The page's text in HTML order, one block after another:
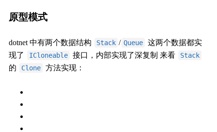
原型模式
dotnet 中有两个数据结构 Stack / Queue
这两个数据都实
现了
ICloneable 接口，内部实现了深复制 来看 Stack
的 Clone 方法实现：